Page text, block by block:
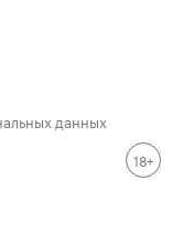
данных
18+